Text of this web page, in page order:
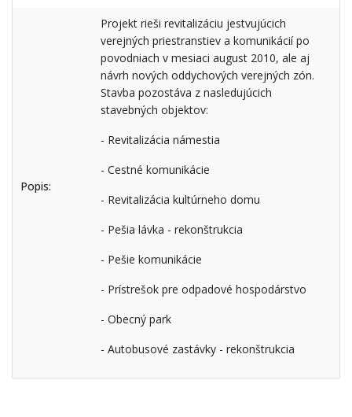
Popis:
Projekt rieši revitalizáciu jestvujúcich
verejných priestranstiev a komunikácií po
povodniach v mesiaci august 2010, ale aj
návrh nových oddychových verejných zón.
Stavba pozostáva z nasledujúcich
stavebných objektov:
- Revitalizácia námestia
- Cestné komunikácie
- Revitalizácia kultúrneho domu
- Pešia lávka - rekonštrukcia
- Pešie komunikácie
- Prístrešok pre odpadové hospodárstvo
- Obecný park
- Autobusové zastávky - rekonštrukcia